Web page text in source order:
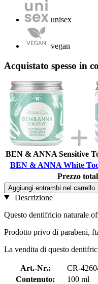
unisex
vegan
Acquistato spesso in
BEN & ANNA Sensitive
BEN & ANNA White
Prezzo
Aggiungi entrambi nel carrello
Descrizione
Questo dentifricio naturale
Prodotto privo di parabeni,
La vendita di questo
Art.-Nr.:
CR-
Contenuto:
100 ml